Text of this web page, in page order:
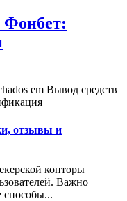
Фонбет:
em Вывод средств
отзывы и
конторы
Важно
способы...